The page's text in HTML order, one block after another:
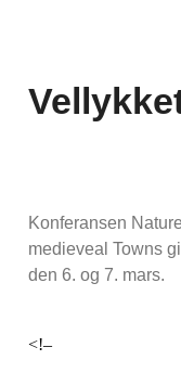
Konferansen
medieveal Towns
den 6. og 7. mars.
<!–